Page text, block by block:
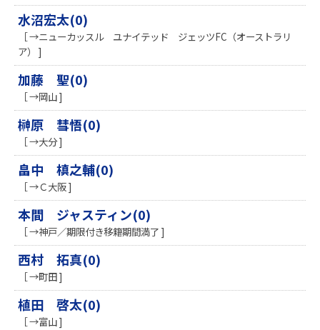
水沼宏太(0)
［ →ニューカッスル ユナイテッド ジェッツFC（オーストラリ
ア） ]
加藤 聖(0)
［ →岡山 ]
榊原 彗悟(0)
［ →大分 ]
畠中 槙之輔(0)
［ →Ｃ大阪 ]
本間 ジャスティン(0)
［ →神戸／期限付き移籍期間満了 ]
西村 拓真(0)
［ →町田 ]
植田 啓太(0)
［ →富山 ]